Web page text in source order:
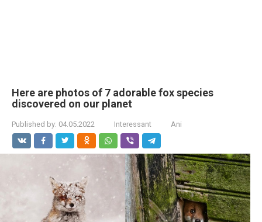
Here are photos of 7 adorable fox species
discovered on our planet
Published by: 04.05.2022 Interessant Ani